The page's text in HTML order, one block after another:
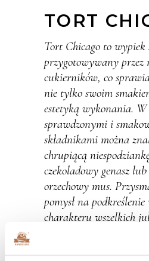
TORT
Tort Chicago to
przygotowywany przez
cukierników, co
nie tylko swoim
estetyką wykonania. W
sprawdzonymi i
składnikami można
chrupiącą
czekoladowy genasz
orzechowy mus.
pomysł na
charakteru wszelkich